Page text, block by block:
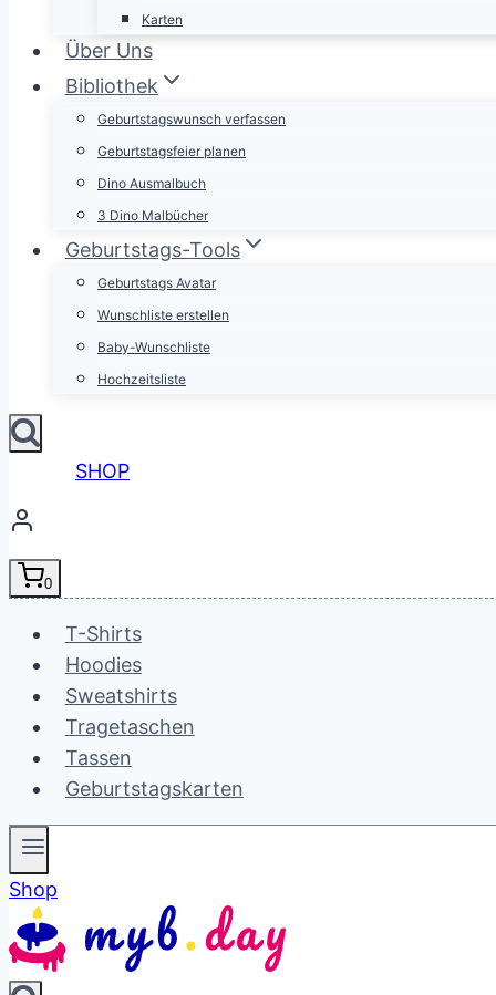
Karten
Über Uns
Bibliothek
Geburtstagswunsch verfassen
Geburtstagsfeier planen
Dino Ausmalbuch
3 Dino Malbücher
Geburtstags-Tools
Geburtstags Avatar
Wunschliste erstellen
Baby-Wunschliste
Hochzeitsliste
SHOP
0
T-Shirts
Hoodies
Sweatshirts
Tragetaschen
Tassen
Geburtstagskarten
Shop